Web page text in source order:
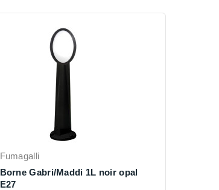
Fumagalli
Borne Gabri/Maddi 1L noir opal
E27